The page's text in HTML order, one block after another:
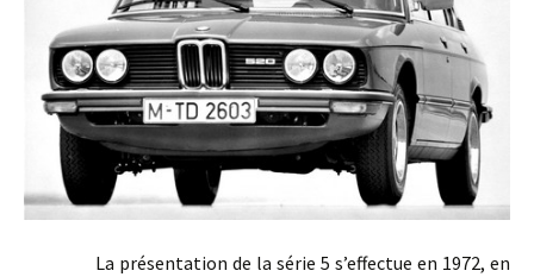
La présentation de la série 5 s’effectue en 1972, en